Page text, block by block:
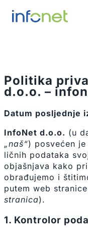
Politika
d.o.o. –
Datum posljednje
InfoNet d.o.o. (u
„naš“) posvećen
ličnih podataka
objašnjava kako
obrađujemo i
putem web stranice
stranica).
1. Kontrolor